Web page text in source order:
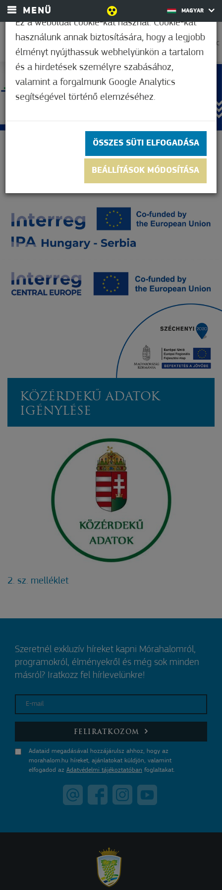
MENÜ MAGYAR
22,2°C
KÖZÉRDEKŰ ADATOK
IGÉNYLÉSE
2. sz. melléklet
Ez a weboldal cookie-kat használ. Cookie-kat
használunk annak biztosítására, hogy a legjobb
élményt nyújthassuk webhelyünkön a tartalom
és a hirdetések személyre szabásához,
valamint a forgalmunk Google Analytics
segítségével történő elemzéséhez.
ÖSSZES SÜTI ELFOGADÁSA
BEÁLLÍTÁSOK MÓDOSÍTÁSA
Szeretnél exkluzív híreket kapni Mórahalomról,
programokról, élményekről és még sok minden
másról? Iratkozz fel hírlevelünkre!
E-mail
FELIRATKOZOM
Adataid megadásával hozzájárulsz ahhoz, hogy az
morahalom.hu híreket, ajánlatokat küldjön, valamint
elfogadod az Adatvédelmi tájékoztatóban foglaltakat.